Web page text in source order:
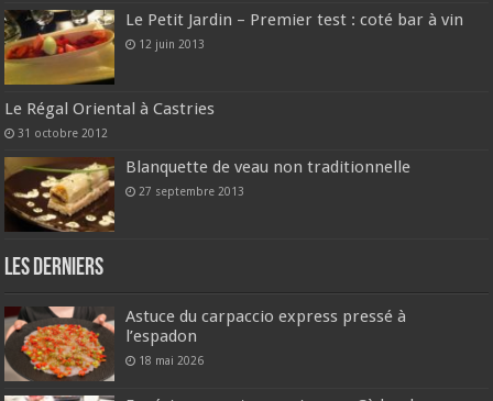
Le Petit Jardin – Premier test : coté bar à vin
12 juin 2013
Le Régal Oriental à Castries
31 octobre 2012
Blanquette de veau non traditionnelle
27 septembre 2013
Les derniers
Astuce du carpaccio express pressé à
l’espadon
18 mai 2026